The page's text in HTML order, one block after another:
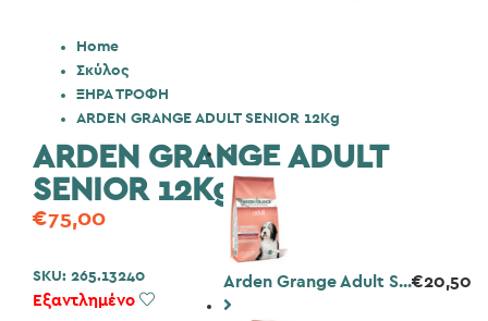
Home
Σκύλος
ΞΗΡΑ ΤΡΟΦΗ
ARDEN GRANGE ADULT SENIOR 12Kg
Arden Grange Adult S...€20,50
ARDEN GRANGE ADULT
SENIOR 12Kg
€75,00
SKU: 265.13240
Εξαντλημένο Add to Wishlist